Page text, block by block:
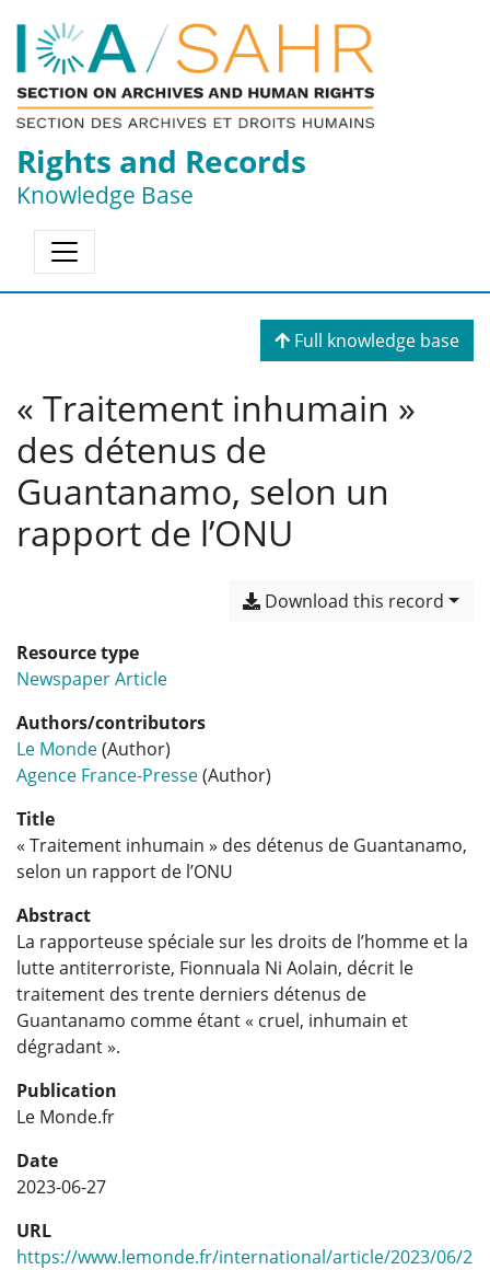
Rights and Records
Knowledge Base
Full knowledge base
« Traitement inhumain »
des détenus de
Guantanamo, selon un
rapport de l’ONU
Download this record
Resource type
Newspaper Article
Authors/contributors
Le Monde(Author)
Agence France-Presse(Author)
Title
« Traitement inhumain » des détenus de Guantanamo,
selon un rapport de l’ONU
Abstract
La rapporteuse spéciale sur les droits de l’homme et la
lutte antiterroriste, Fionnuala Ni Aolain, décrit le
traitement des trente derniers détenus de
Guantanamo comme étant « cruel, inhumain et
dégradant ».
Publication
Le Monde.fr
Date
2023-06-27
URL
https://www.lemonde.fr/international/article/2023/06/2